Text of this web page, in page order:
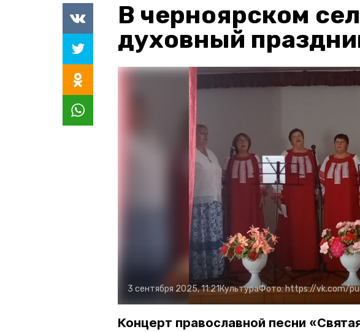
В черноярском
духовный
3 сентября 2025, 11:21КультураФото:https://vk.com/
Концерт православной песни